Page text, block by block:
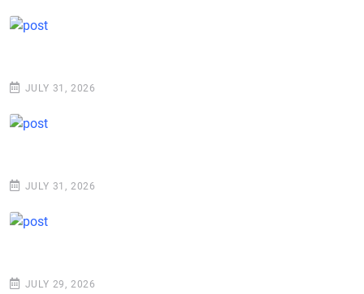
JULY 31, 2026
JULY 31, 2026
JULY 29, 2026